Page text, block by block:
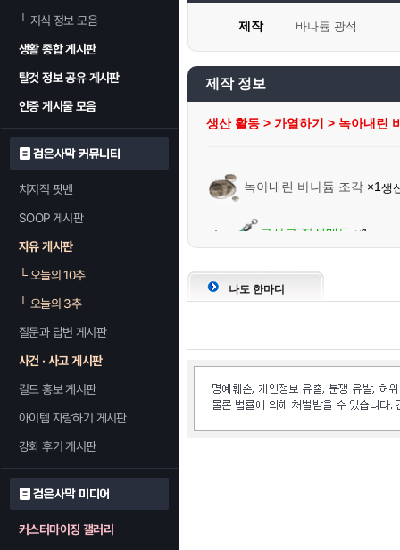
└지식 정보 모음
생활 종합 게시판
탈것 정보 공유 게시판
인증 게시물 모음
검은사막 커뮤니티
치지직 팟벤
SOOP 게시판
자유 게시판
└오늘의 10추
└오늘의 3추
질문과 답변 게시판
사건 · 사고 게시판
길드 홍보 게시판
아이템 자랑하기 게시판
강화 후기 게시판
검은사막 미디어
커스터마이징 갤러리
제작 바나듐 광석
제작 정보
생산 활동 > 가열하기 > 녹아내린
녹아내린 바나듐 조각 ×1 생
로사르 장식매듭 ×1
나도 한마디